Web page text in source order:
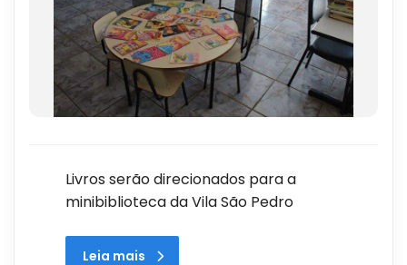
Livros serão direcionados para a
minibiblioteca da Vila São Pedro
Leia mais